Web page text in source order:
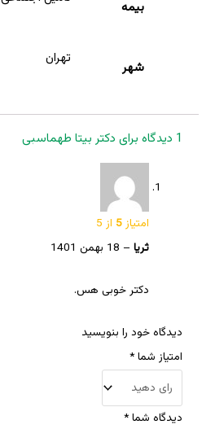
بیمه
شهر
تهران
1 دیدگاه برای دکتر بیتا طهماسبی
امتیاز5 از 5
ثریا – 18 بهمن 1401
دکتر خوبی هس.
دیدگاه خود را بنویسید
امتیاز شما*
دیدگاه شما*